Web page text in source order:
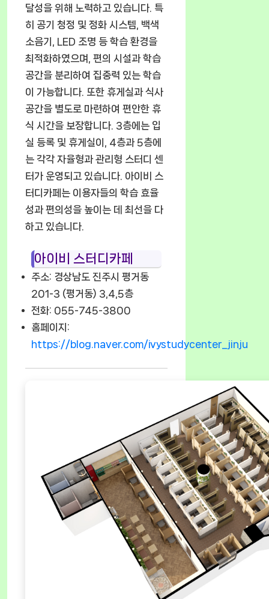
달성을 위해 노력하고 있습니다. 특
히 공기 청정 및 정화 시스템, 백색
소음기, LED 조명 등 학습 환경을
최적화하였으며, 편의 시설과 학습
공간을 분리하여 집중력 있는 학습
이 가능합니다. 또한 휴게실과 식사
공간을 별도로 마련하여 편안한 휴
식 시간을 보장합니다. 3층에는 입
실 등록 및 휴게실이, 4층과 5층에
는 각각 자율형과 관리형 스터디 센
터가 운영되고 있습니다. 아이비 스
터디카페는 이용자들의 학습 효율
성과 편의성을 높이는 데 최선을 다
하고 있습니다.
아이비 스터디카페
주소: 경상남도 진주시 평거동
201-3 (평거동) 3,4,5층
전화: 055-745-3800
홈페이지:
https://blog.naver.com/ivystudycenter_jinju